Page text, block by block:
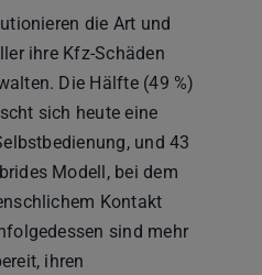
die Art und
ihre Kfz-Schäden
Die Hälfte (49 %)
sich heute eine
und 43
Modell, bei dem
Kontakt
sind mehr
ihren